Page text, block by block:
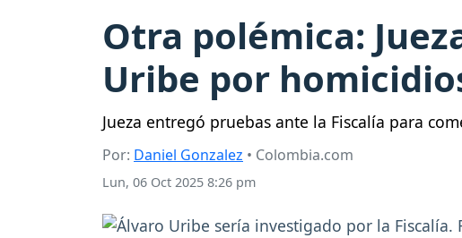
Otra polémica:
Uribe por
Jueza entregó pruebas ante la Fiscalía para
Por: Daniel Gonzalez • Colombia.com
Lun, 06 Oct 2025 8:26 pm